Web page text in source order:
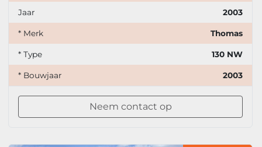
Jaar 2003
* Merk Thomas
* Type 130 NW
* Bouwjaar 2003
Neem contact op